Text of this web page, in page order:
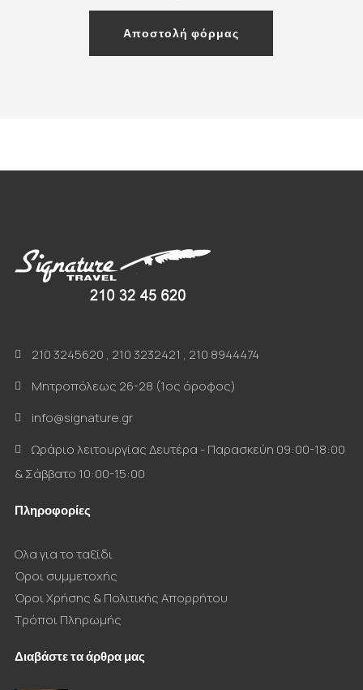
210 3245620 , 210 3232421 , 210 8944474
Μητροπόλεως 26-28 (1ος όροφος)
info@signature.gr
Ωράριο λειτουργίας Δευτέρα - Παρασκεύη 09:00-18:00
& Σάββατο 10:00-15:00
Πληροφορίες
Ολα για το ταξίδι
Όροι συμμετοχής
Όροι Χρήσης & Πολιτικής Απορρήτου
Τρόποι Πληρωμής
Διαβάστε τα άρθρα μας